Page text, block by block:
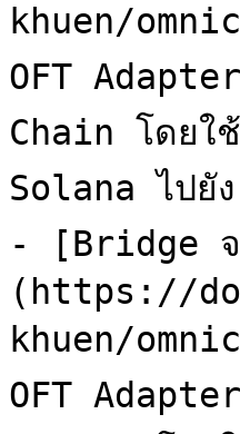
khuen/
OFT
Chain โดย
Solana ไป
- [Bridge
(https://
khuen/
OFT